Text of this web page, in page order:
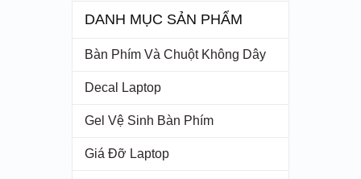
DANH MỤC SẢN PHẨM
Bàn Phím Và Chuột Không Dây
Decal Laptop
Gel Vệ Sinh Bàn Phím
Giá Đỡ Laptop